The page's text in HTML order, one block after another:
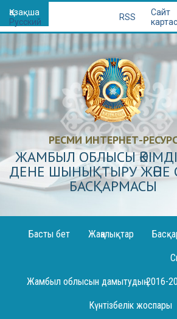
Қазақша
Русский
RSS
Сайт
РЕСМИ ИНТЕРНЕТ-
ЖАМБЫЛ ОБЛЫСЫ
ДЕНЕ ШЫНЫҚТЫРУ ЖӘНЕ
БАСҚАРМАСЫ
Басты бет Жаңалықтар
Сұрақ-
Жоба
Жамбыл облысын дамытудың 2016-
Күнтізбелік жоспары